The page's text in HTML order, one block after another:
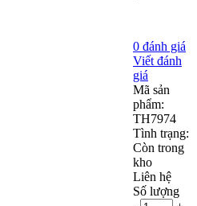
0 đánh giá
Viết đánh
giá
Mã sản
phẩm:
TH7974
Tình trạng:
Còn trong
kho
Liên hệ
Số lượng